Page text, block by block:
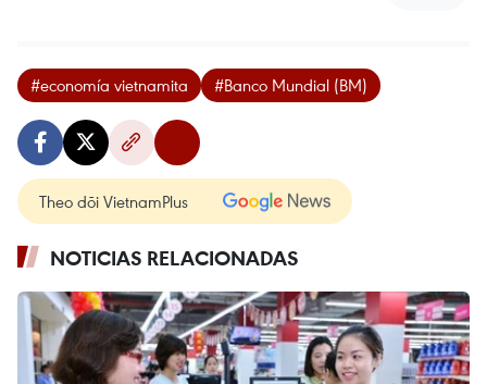
#economía vietnamita #Banco Mundial (BM)
Theo dõi VietnamPlus
NOTICIAS RELACIONADAS